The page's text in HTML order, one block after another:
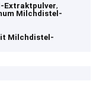
Extraktpulver,
Milchdistel-
Milchdistel-